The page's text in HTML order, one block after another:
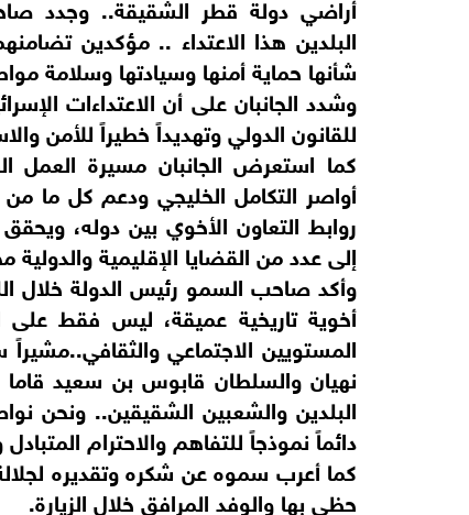
البلدين هذا الاعتداء .. مؤكدين
شأنها حماية أمنها وسيادتها وسلامة
وشدد الجانبان على أن الاعتداءات
للقانون الدولي وتهديداً خطيراً للأمن
كما استعرض الجانبان مسيرة العمل
أواصر التكامل الخليجي ودعم كل ما
روابط التعاون الأخوي بين دوله،
إلى عدد من القضايا الإقليمية
وأكد صاحب السمو رئيس الدولة خلال
أخوية تاريخية عميقة، ليس فقط
المستويين الاجتماعي
نهيان والسلطان قابوس بن سعيد
البلدين والشعبين الشقيقين.. ونحن
دائماً نموذجاً للتفاهم والاحترام
كما أعرب سموه عن شكره وتقديره
حظي بها والوفد المرافق خلال الزيارة.